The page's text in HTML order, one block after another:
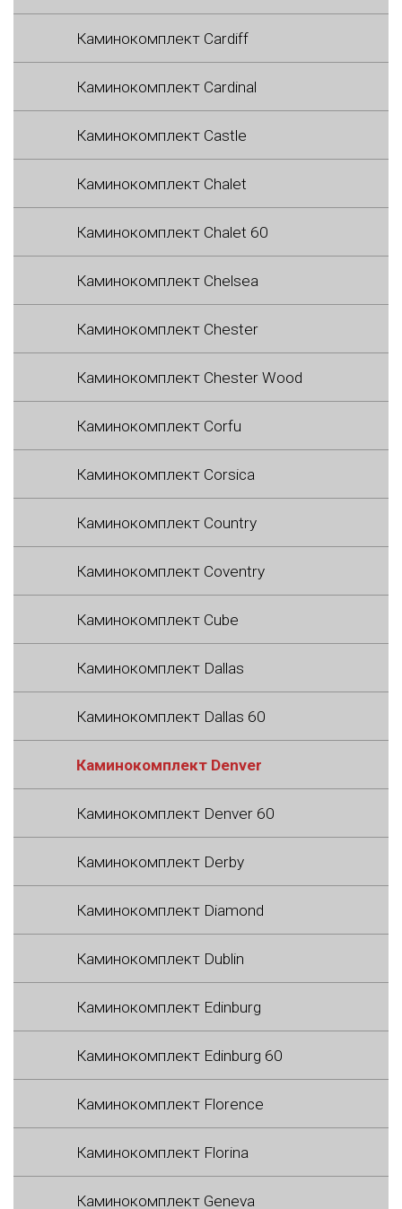
Каминокомплект Cardiff
Каминокомплект Cardinal
Каминокомплект Castle
Каминокомплект Chalet
Каминокомплект Chalet 60
Каминокомплект Chelsea
Каминокомплект Chester
Каминокомплект Chester Wood
Каминокомплект Corfu
Каминокомплект Corsica
Каминокомплект Country
Каминокомплект Coventry
Каминокомплект Cube
Каминокомплект Dallas
Каминокомплект Dallas 60
Каминокомплект Denver
Каминокомплект Denver 60
Каминокомплект Derby
Каминокомплект Diamond
Каминокомплект Dublin
Каминокомплект Edinburg
Каминокомплект Edinburg 60
Каминокомплект Florence
Каминокомплект Florina
Каминокомплект Geneva